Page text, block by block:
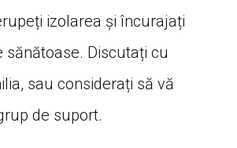
izolarea și încurajați
sănătoase. Discutați cu
sau considerați să vă
de suport.